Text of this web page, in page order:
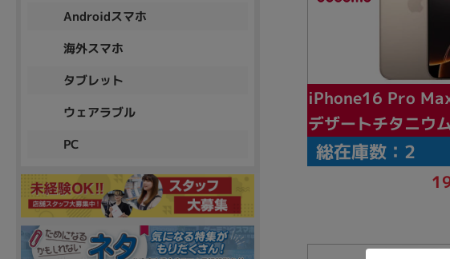
Androidスマホ
海外スマホ
タブレット
ウェアラブル
PC
iPhone16 Pro
デザートチタニウ
総在庫数：2